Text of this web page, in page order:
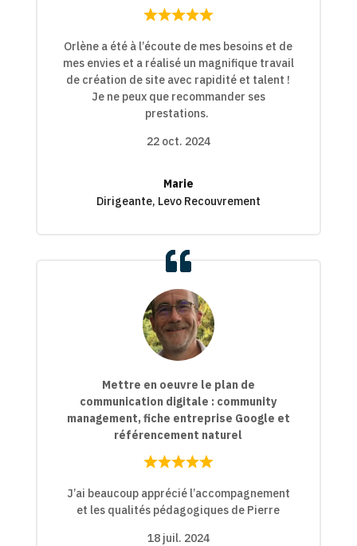
Rated
5,0
out
5,0
out
of
5
Orlène a été à l’écoute de mes besoins et de
mes envies et a réalisé un magnifique travail
de création de site avec rapidité et talent !
Je ne peux que recommander ses
prestations.
22 oct. 2024
Marie
Dirigeante, Levo Recouvrement
Mettre en oeuvre le plan de
communication digitale : community
management, fiche entreprise Google et
référencement naturel
Rated
5,0
of
5
5,0
out
of
J’ai beaucoup apprécié l’accompagnement
et les qualités pédagogiques de Pierre
18 juil. 2024